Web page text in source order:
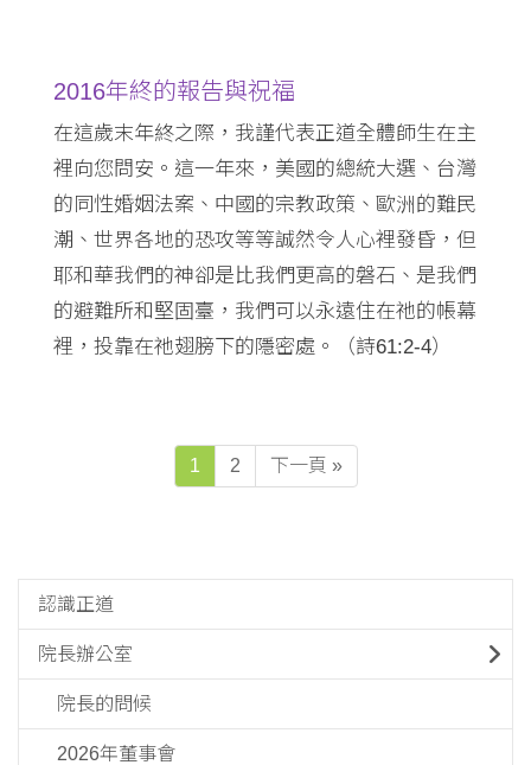
2016年終的報告與祝福
在這歲末年終之際，我謹代表正道全體師生在主
裡向您問安。這一年來，美國的總統大選、台灣
的同性婚姻法案、中國的宗教政策、歐洲的難民
潮、世界各地的恐攻等等誠然令人心裡發昏，但
耶和華我們的神卻是比我們更高的磐石、是我們
的避難所和堅固臺，我們可以永遠住在祂的帳幕
裡，投靠在祂翅膀下的隱密處。（詩61:2-4）
1 2 下一頁 »
認識正道
院長辦公室
院長的問候
2026年董事會